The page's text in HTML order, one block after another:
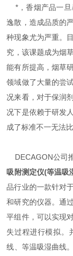
*，香烟产品一
逸散，造成品质的
种现象尤为严重
究，该课题成为
能有所提高，烟草
领域做了大量的尝试
况来看，对于保
况下是依赖于研发人
成了标准不一无法比
DECAGON公司
吸附测定仪(等温吸
品行业的一款针对
和研究的仪器。
平组件，可以
失过程进行模拟
线、等温吸湿曲